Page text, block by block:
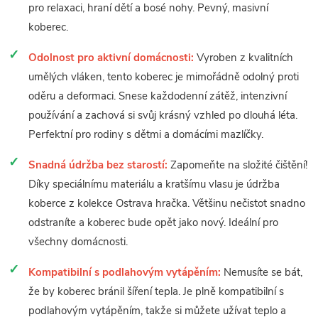
pro relaxaci, hraní dětí a bosé nohy. Pevný, masivní
koberec.
Odolnost pro aktivní domácnosti: Vyroben z kvalitních
umělých vláken, tento koberec je mimořádně odolný proti
oděru a deformaci. Snese každodenní zátěž, intenzivní
používání a zachová si svůj krásný vzhled po dlouhá léta.
Perfektní pro rodiny s dětmi a domácími mazlíčky.
Snadná údržba bez starostí: Zapomeňte na složité čištění!
Díky speciálnímu materiálu a kratšímu vlasu je údržba
koberce z kolekce Ostrava hračka. Většinu nečistot snadno
odstraníte a koberec bude opět jako nový. Ideální pro
všechny domácnosti.
Kompatibilní s podlahovým vytápěním: Nemusíte se bát,
že by koberec bránil šíření tepla. Je plně kompatibilní s
podlahovým vytápěním, takže si můžete užívat teplo a